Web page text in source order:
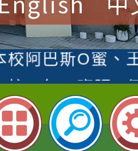
校參加桃園市中
君教師榮獲社
校阿巴斯O蜜、
桃園市科展 國
老師王老師、
校四年二班張O
語競賽國小朗讀
師林老師
校參加桃園市中
瑛教師榮獲教
校參與2026世